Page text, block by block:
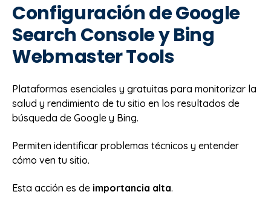
Configuración de Google
Search Console y Bing
Webmaster Tools
Plataformas esenciales y gratuitas para monitorizar la
salud y rendimiento de tu sitio en los resultados de
búsqueda de Google y Bing.
Permiten identificar problemas técnicos y entender
cómo ven tu sitio.
Esta acción es de importancia alta.